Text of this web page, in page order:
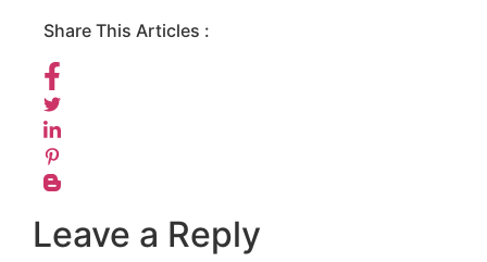
Share This Articles :
Leave a Reply